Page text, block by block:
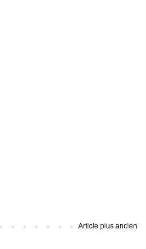
Article plus ancien